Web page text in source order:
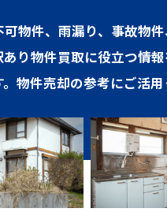
可物件、雨漏り、事故物
あり物件買取に役立つ情
。物件売却の参考にご活